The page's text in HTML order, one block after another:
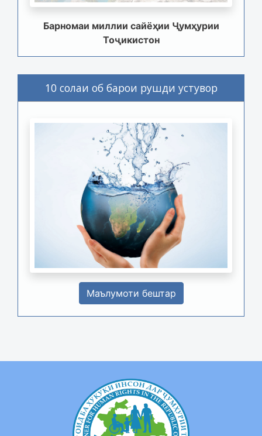
Барномаи миллии сайёҳии Ҷумҳурии
Тоҷикистон
10 солаи об барои рушди устувор
Маълумоти бештар